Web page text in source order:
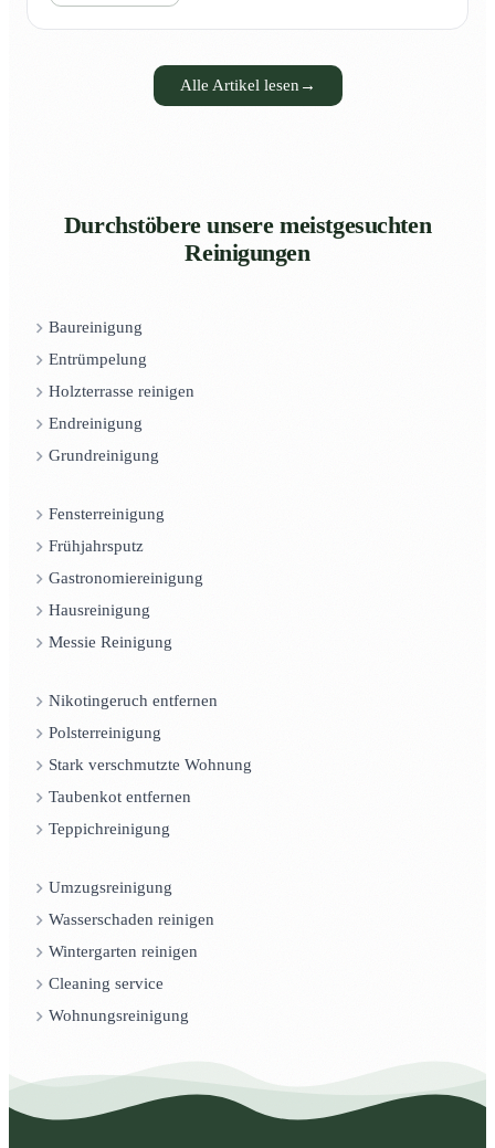
Alle Artikel lesen →
Durchstöbere unsere meistgesuchten
Reinigungen
Baureinigung
Entrümpelung
Holzterrasse reinigen
Endreinigung
Grundreinigung
Fensterreinigung
Frühjahrsputz
Gastronomiereinigung
Hausreinigung
Messie Reinigung
Nikotingeruch entfernen
Polsterreinigung
Stark verschmutzte Wohnung
Taubenkot entfernen
Teppichreinigung
Umzugsreinigung
Wasserschaden reinigen
Wintergarten reinigen
Cleaning service
Wohnungsreinigung